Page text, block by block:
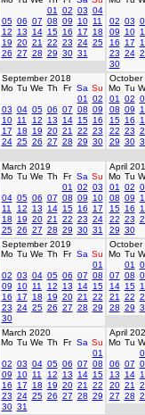
01
02 03 04
05 06 07 08 09 10 11
12
13 14 15 16 17
18
19 20 21 22 23 24 25
26 27 28 29 30 31
02 03
09
10
16
17
23 24
30
September 2018
Mo Tu We Th Fr Sa Su
01
02
03 04 05 06 07 08 09
10 11 12 13 14 15 16
17
18 19 20 21 22 23
24 25 26 27 28 29 30
October
Mo Tu
01
02
08 09
15 16
22 23
29 30
March 2019
Mo Tu We Th Fr Sa Su
01
02 03
04 05 06 07 08 09
10
11
12 13 14 15 16
17
18
19 20 21 22 23 24
25 26 27 28 29 30 31
April
Mo Tu
01
02
08 09
15 16
22 23
29 30
September 2019
Mo Tu We Th Fr Sa Su
01
02 03 04 05 06 07 08
09
10 11 12 13 14 15
16
17 18 19 20 21
22
23 24 25 26 27 28 29
30
October
Mo Tu
01
07 08
14 15
21
22
28 29
March 2020
Mo Tu We Th Fr Sa Su
01
02 03 04 05 06 07 08
09
10 11 12 13 14 15
16
17 18 19 20 21
22
23 24 25 26 27 28 29
30 31
April
Mo Tu
06 07
13
14
20 21
27 28